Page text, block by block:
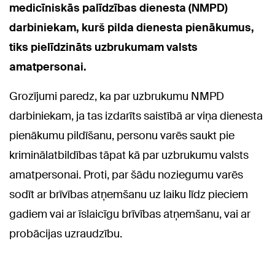
medicīniskās palīdzības dienesta (NMPD)
darbiniekam, kurš pilda dienesta pienākumus,
tiks pielīdzināts uzbrukumam valsts
amatpersonai.
Grozījumi paredz, ka par uzbrukumu NMPD
darbiniekam, ja tas izdarīts saistībā ar viņa dienesta
pienākumu pildīšanu, personu varēs saukt pie
kriminālatbildības tāpat kā par uzbrukumu valsts
amatpersonai. Proti, par šādu noziegumu varēs
sodīt ar brīvības atņemšanu uz laiku līdz pieciem
gadiem vai ar īslaicīgu brīvības atņemšanu, vai ar
probācijas uzraudzību.